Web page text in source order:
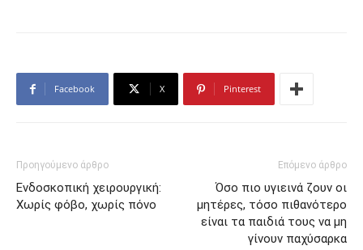
Facebook X Pinterest
Προηγούμενο άρθρο
Ενδοσκοπική χειρουργική:
Χωρίς φόβο, χωρίς πόνο
Επόμενο άρθρο
Όσο πιο υγιεινά ζουν οι
μητέρες, τόσο πιθανότερο
είναι τα παιδιά τους να μη
γίνουν παχύσαρκα